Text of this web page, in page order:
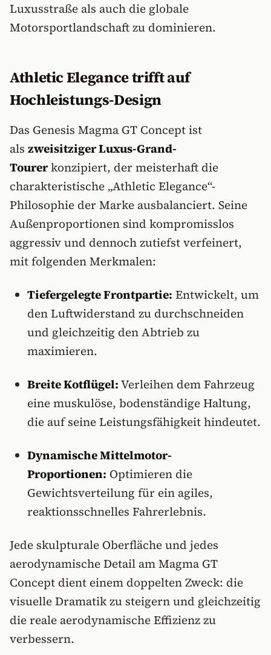
Luxusstraße als auch die globale
Motorsportlandschaft zu dominieren.
Athletic Elegance trifft auf
Hochleistungs-Design
Das Genesis Magma GT Concept ist
als zweisitziger Luxus-Grand-
Tourerkonzipiert, der meisterhaft die
charakteristische „Athletic Elegance“-
Philosophie der Marke ausbalanciert. Seine
Außenproportionen sind kompromisslos
aggressiv und dennoch zutiefst verfeinert,
mit folgenden Merkmalen:
Tiefergelegte Frontpartie: Entwickelt, um
den Luftwiderstand zu durchschneiden
und gleichzeitig den Abtrieb zu
maximieren.
Breite Kotflügel:Verleihen dem Fahrzeug
eine muskulöse, bodenständige Haltung,
die auf seine Leistungsfähigkeit hindeutet.
Dynamische Mittelmotor-
Proportionen: Optimieren die
Gewichtsverteilung für ein agiles,
reaktionsschnelles Fahrerlebnis.
Jede skulpturale Oberfläche und jedes
aerodynamische Detail am Magma GT
Concept dient einem doppelten Zweck: die
visuelle Dramatik zu steigern und gleichzeitig
die reale aerodynamische Effizienz zu
verbessern.